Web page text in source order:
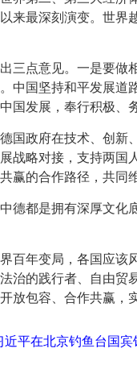
来最深刻演变。世
三点意见。一是要
中国坚持和平发展
国发展，奉行积极
国政府在技术、创
战略对接，支持两
赢的合作路径，共同
德都是拥有深厚文
百年变局，各国应
治的践行者、自由
放包容、合作共赢
近平在北京钓鱼台国